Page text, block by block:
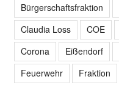
Bürgerschaftsfraktion
Claudia Loss
COE
Corona
Eißendorf
Feuerwehr
Fraktion